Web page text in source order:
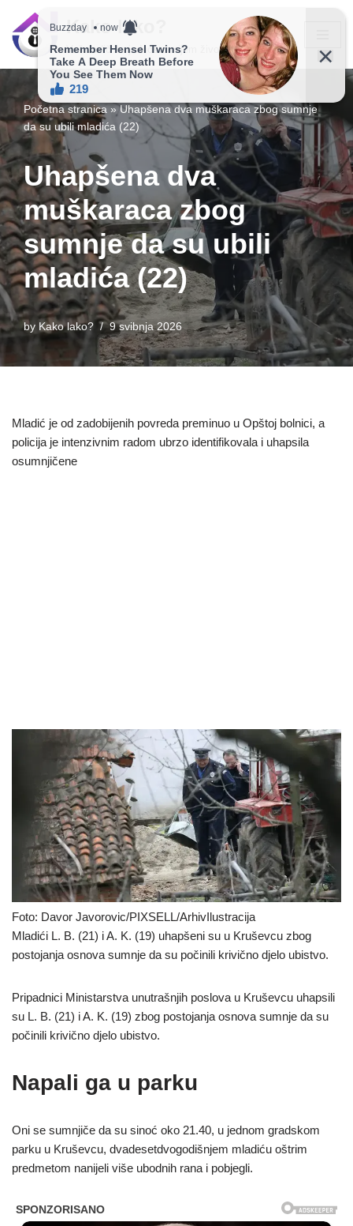
Skip
Kako lako?
Vaš vodič ka jednostavnijem životu!
Početna stranica»Uhapšena dva muškaraca zbog sumnje
da su ubili mladića (22)
Uhapšena dva
muškaraca zbog
sumnje da su ubili
mladića (22)
by Kako lako? 9 svibnja 2026
Mladić je od zadobijenih povreda preminuo u Opštoj bolnici, a
policija je intenzivnim radom ubrzo identifikovala i uhapsila
osumnjičene
Foto: Davor Javorovic/PIXSELL/ArhivIlustracija
Mladići L. B. (21) i A. K. (19) uhapšeni su u Kruševcu zbog
postojanja osnova sumnje da su počinili krivično djelo ubistvo.
Pripadnici Ministarstva unutrašnjih poslova u Kruševcu uhapsili
su L. B. (21) i A. K. (19) zbog postojanja osnova sumnje da su
počinili krivično djelo ubistvo.
Napali ga u parku
Oni se sumnjiče da su sinoć oko 21.40, u jednom gradskom
parku u Kruševcu, dvadesetdvogodišnjem mladiću oštrim
predmetom nanijeli više ubodnih rana i pobjegli.